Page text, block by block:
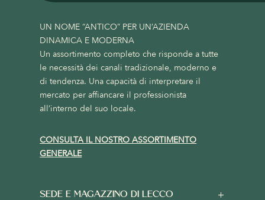
UN NOME “ANTICO” PER UN’AZIENDA
DINAMICA E MODERNA
Un assortimento completo che risponde a tutte
le necessità dei canali tradizionale, moderno e
di tendenza. Una capacità di interpretare il
mercato per affiancare il professionista
all’interno del suo locale.
CONSULTA IL NOSTRO ASSORTIMENTO
GENERALE
SEDE E MAGAZZINO DI LECCO